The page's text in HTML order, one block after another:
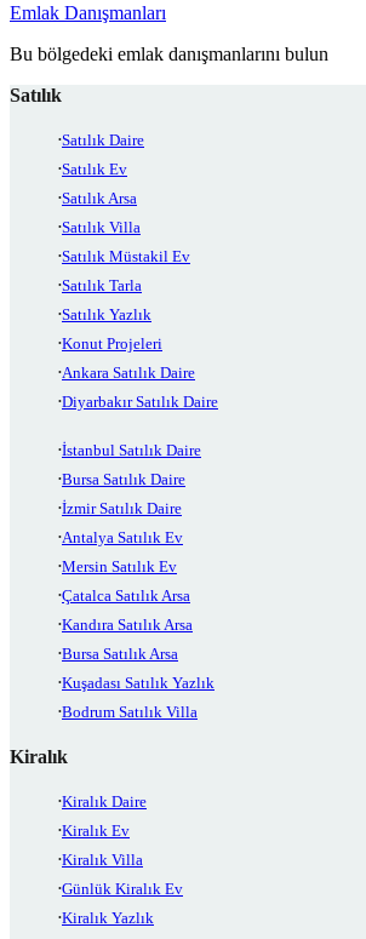
Emlak Danışmanları
Bu bölgedeki emlak danışmanlarını bulun
Satılık
Satılık Daire
Satılık Ev
Satılık Arsa
Satılık Villa
Satılık Müstakil Ev
Satılık Tarla
Satılık Yazlık
Konut Projeleri
Ankara Satılık Daire
Diyarbakır Satılık Daire
İstanbul Satılık Daire
Bursa Satılık Daire
İzmir Satılık Daire
Antalya Satılık Ev
Mersin Satılık Ev
Çatalca Satılık Arsa
Kandıra Satılık Arsa
Bursa Satılık Arsa
Kuşadası Satılık Yazlık
Bodrum Satılık Villa
Kiralık
Kiralık Daire
Kiralık Ev
Kiralık Villa
Günlük Kiralık Ev
Kiralık Yazlık